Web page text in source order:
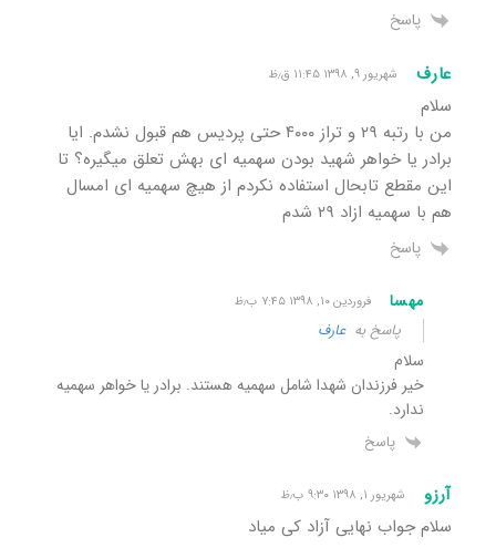
پاسخ
عارف شهریور ۹, ۱۳۹۸ ۱۱:۴۵ ق٫ظ
سلام
من با رتبه ٢٩ و تراز ۴٠٠٠ حتی پردیس هم قبول نشدم. ایا
برادر یا خواهر شهید بودن سهمیه ای بهش تعلق میگیره؟ تا
این مقطع تابحال استفاده نکردم از هیچ سهمیه ای امسال
هم با سهمیه ازاد ٢٩ شدم
پاسخ
مهسا فروردین ۱۰, ۱۳۹۸ ۷:۴۵ ب٫ظ
پاسخ بهعارف
سلام
خیر فرزندان شهدا شامل سهمیه هستند. برادر یا خواهر سهمیه
ندارد.
پاسخ
آرزو شهریور ۱, ۱۳۹۸ ۹:۳۰ ب٫ظ
سلام جواب نهایی آزاد کی میاد